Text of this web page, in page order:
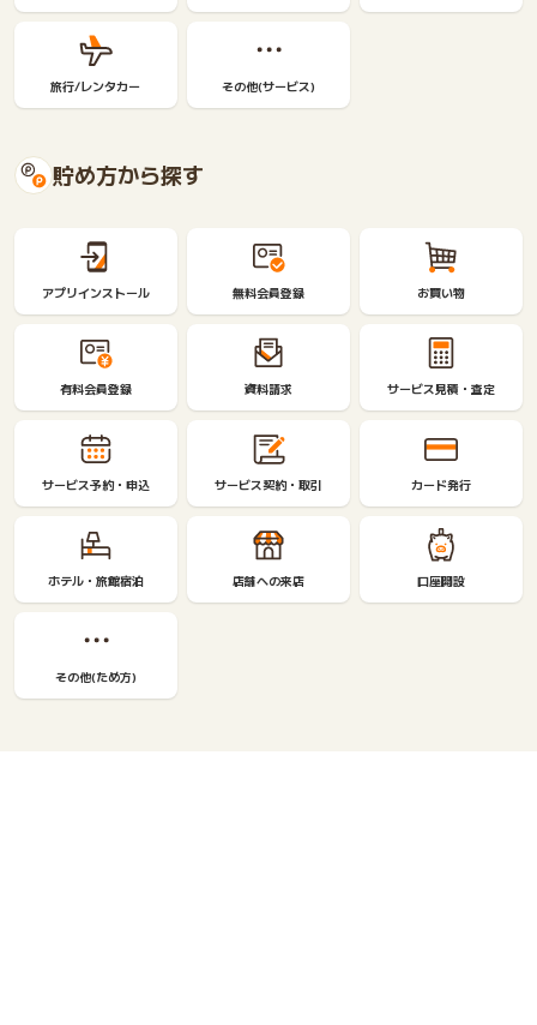
旅行/レンタカー その他(サービス)
貯め方から探す
アプリインストール 無料会員登録 お買い物
有料会員登録 資料請求 サービス見積・査定
サービス予約・申込 サービス契約・取引 カード発行
ホテル・旅館宿泊 店舗への来店 口座開設
その他(ため方)